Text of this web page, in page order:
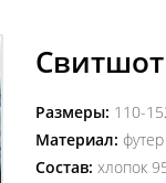
Размеры: 110-
Материал:
Состав: хлопок